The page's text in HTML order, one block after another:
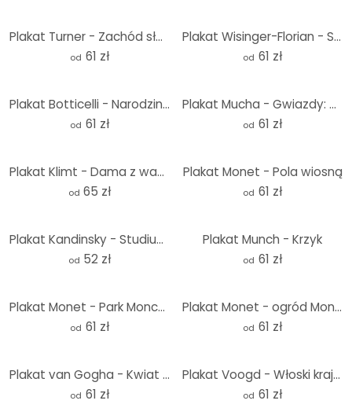
Plakat Turner - Zachód słońca nad jeziorem
od 61 zł
Plakat Wisinger-Florian - Spadające liście
od 61 zł
Plakat Botticelli - Narodziny Wenus
od 61 zł
Plakat Mucha - Gwiazdy: Księżyc
od 61 zł
Plakat Klimt - Dama z wachlarzem - kwadrat
od 65 zł
Plakat Monet - Pola wiosną
od 61 zł
Plakat Kandinsky - Studium kolorów: kwadraty i koncentryczne pierścienie
od 52 zł
Plakat Munch - Krzyk
od 61 zł
Plakat Monet - Park Monceau
od 61 zł
Plakat Monet - ogród Moneta w Vétheuil
od 61 zł
Plakat van Gogha - Kwiat migdałowca w kolorze ochry
od 61 zł
Plakat Voogd - Włoski krajobraz z sosnami parasolowymi
od 61 zł